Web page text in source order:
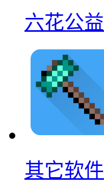
六花公
其它软件